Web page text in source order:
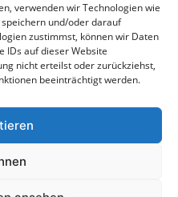
verwenden wir Technologien wie
und/oder darauf
zustimmst, können wir Daten
IDs auf dieser Website
nicht erteilst oder zurückziehst,
beeinträchtigt werden.